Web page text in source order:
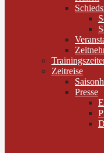
Zeitreise
Presse